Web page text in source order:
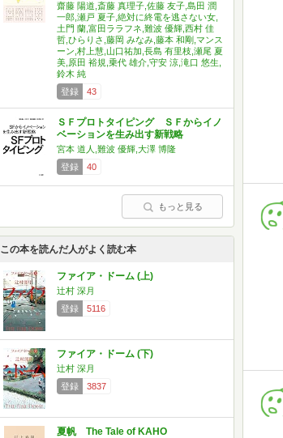
齋藤 陽道,斎藤 真理子,佐藤 友子,島田 潤
一郎,瀬戸 夏子,絶対に終電を逃さない女,
土門 蘭,富田ララフネ,難波 優輝,西村 佳
哲,ひらりさ,藤岡 みなみ,藤本 和剛,マンス
ーン,村上慧,山口祐加,長島 有里枝,瀬尾 夏
美,原田 裕規,乗代 雄介,守安 涼,滝口 悠生,
鈴木 純
登録
43
ＳＦプロトタイピング ＳＦからイノ
ベーションを生み出す新戦略
宮本 道人,難波 優輝,大澤 博隆
登録
40
もっと見る
この本を読んだ人がよく読む本
ファイア・ドーム (上)
辻村 深月
登録
5116
ファイア・ドーム (下)
辻村 深月
登録
3837
夏帆 The Tale of KAHO